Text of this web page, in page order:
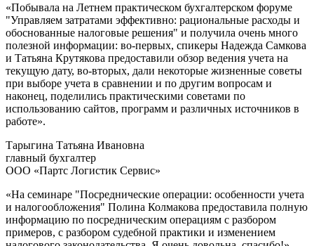
«Побывала на Летнем практическом бухгалтерском форуме
"Управляем затратами эффективно: рациональные расходы и
обоснованные налоговые решения" и получила очень много
полезной информации: во-первых, спикеры Надежда Самкова
и Татьяна Крутякова предоставили обзор ведения учета на
текущую дату, во-вторых, дали некоторые жизненные советы
при выборе учета в сравнении и по другим вопросам и
наконец, поделились практическими советами по
использованию сайтов, программ и различных источников в
работе».
Тарыгина Татьяна Ивановна
главный бухгалтер
ООО «Партс Логистик Сервис»
«На семинаре "Посреднические операции: особенности учета
и налогообложения" Полина Колмакова предоставила полную
информацию по посредническим операциям с разбором
примеров, с разбором судебной практики и изменением